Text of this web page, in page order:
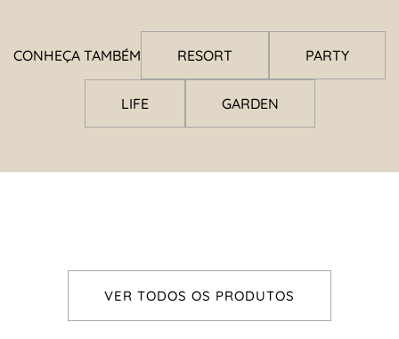
CONHEÇA TAMBÉM RESORT PARTY
LIFE GARDEN
VER TODOS OS PRODUTOS